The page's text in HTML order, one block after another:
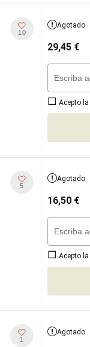
10
Agotado
29,45 €
Acepto la
5
Agotado
16,50 €
Acepto la
1
Agotado